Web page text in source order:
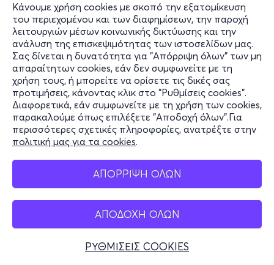
Κάνουμε χρήση cookies με σκοπό την εξατομίκευση
του περιεχομένου και των διαφημίσεων, την παροχή
λειτουργιών μέσων κοινωνικής δικτύωσης και την
ανάλυση της επισκεψιμότητας των ιστοσελίδων μας.
Σας δίνεται η δυνατότητα για "Απόρριψη όλων" των μη
απαραίτητων cookies, εάν δεν συμφωνείτε με τη
χρήση τους, ή μπορείτε να ορίσετε τις δικές σας
προτιμήσεις, κάνοντας κλικ στο "Ρυθμίσεις cookies".
Διαφορετικά, εάν συμφωνείτε με τη χρήση των cookies,
παρακαλούμε όπως επιλέξετε "Αποδοχή όλων".Για
περισσότερες σχετικές πληροφορίες, ανατρέξτε στην
πολιτική μας για τα cookies.
ΑΠΟΡΡΙΨΗ ΟΛΩΝ
ΑΠΟΔΟΧΗ ΟΛΩΝ
ΡΥΘΜΙΣΕΙΣ COOKIES